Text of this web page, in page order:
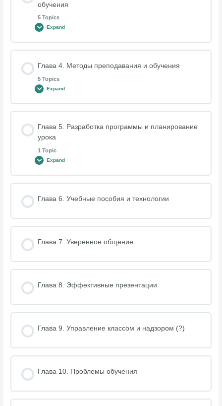
Качества для успеха
Заключение
Практические вопросы
Навыки обучения
Стратегии обучения
Стратегии тестирования
Стратегии преподавателя
Заключение
обучения
5 Topics
Expand
0% COMPLETE 0/5 Steps
Характеристики учащихся
Стили обучения
Роль педагога
Глава 4. Методы преподавания и обучения
5 Topics
Expand
0% COMPLETE
Методы обучения
Методы взаимодействия
Дистанционное обучение
Глава 5. Разработка программы и планирование
урока
1 Topic
Expand
0% COMPLETE 0/1 Steps
Глава 6. Учебные пособия и технологии
Глава 7. Уверенное общение
Глава 8. Эффективные презентации
Глава 9. Управление классом и надзором (?)
Глава 10. Проблемы обучения